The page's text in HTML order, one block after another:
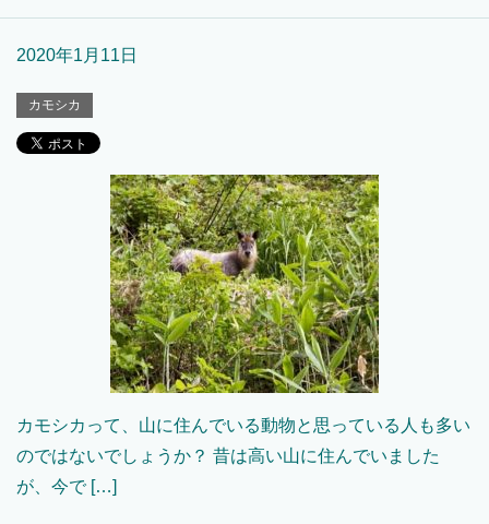
2020年1月11日
カモシカ
カモシカって、山に住んでいる動物と思っている人も多い
のではないでしょうか？ 昔は高い山に住んでいました
が、今で […]